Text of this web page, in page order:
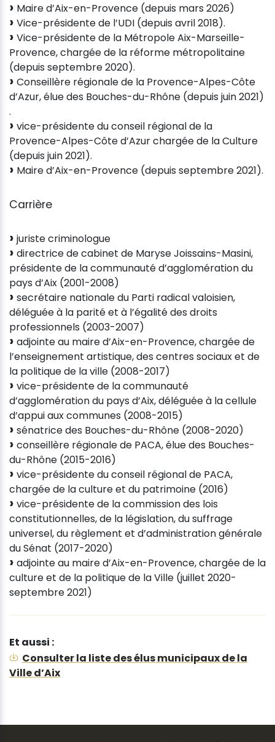
Maire d’Aix-en-Provence (depuis mars 2026)
Vice-présidente de l’UDI (depuis avril 2018).
Vice-présidente de la Métropole Aix-Marseille-
Provence, chargée de la réforme métropolitaine
(depuis septembre 2020).
Conseillère régionale de la Provence-Alpes-Côte
d’Azur, élue des Bouches-du-Rhône (depuis juin 2021)
.
vice-présidente du conseil régional de la
Provence-Alpes-Côte d’Azur chargée de la Culture
(depuis juin 2021).
Maire d’Aix-en-Provence (depuis septembre 2021).
Carrière
juriste criminologue
directrice de cabinet de Maryse Joissains-Masini,
présidente de la communauté d’agglomération du
pays d’Aix (2001-2008)
secrétaire nationale du Parti radical valoisien,
déléguée à la parité et à l’égalité des droits
professionnels (2003-2007)
adjointe au maire d’Aix-en-Provence, chargée de
l’enseignement artistique, des centres sociaux et de
la politique de la ville (2008-2017)
vice-présidente de la communauté
d’agglomération du pays d’Aix, déléguée à la cellule
d’appui aux communes (2008-2015)
sénatrice des Bouches-du-Rhône (2008-2020)
conseillère régionale de PACA, élue des Bouches-
du-Rhône (2015-2016)
vice-présidente du conseil régional de PACA,
chargée de la culture et du patrimoine (2016)
vice-présidente de la commission des lois
constitutionnelles, de la législation, du suffrage
universel, du règlement et d’administration générale
du Sénat (2017-2020)
adjointe au maire d’Aix-en-Provence, chargée de la
culture et de la politique de la Ville (juillet 2020-
septembre 2021)
Et aussi :
Consulter la liste des élus municipaux de la
Ville d’Aix